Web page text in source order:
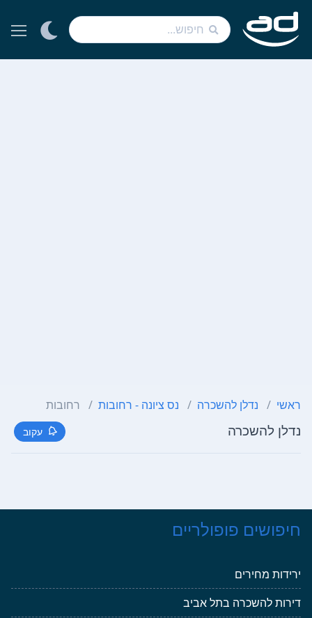
ראשי נדלן להשכרה נס ציונה - רחובות רחובות
נדלן להשכרה עקוב
חיפושים פופולריים
ירידות מחירים
דירות להשכרה בתל אביב